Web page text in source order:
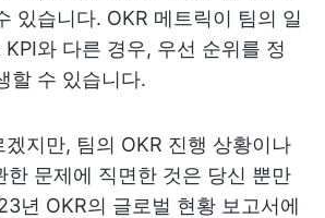
있습니다. OKR 메트릭이 팀의 일
와 다른 경우, 우선 순위를 정
할 수 있습니다.
지만, 팀의 OKR 진행 상황이나
한 문제에 직면한 것은 당신 뿐만
년 OKR의 글로벌 현황 보고서에